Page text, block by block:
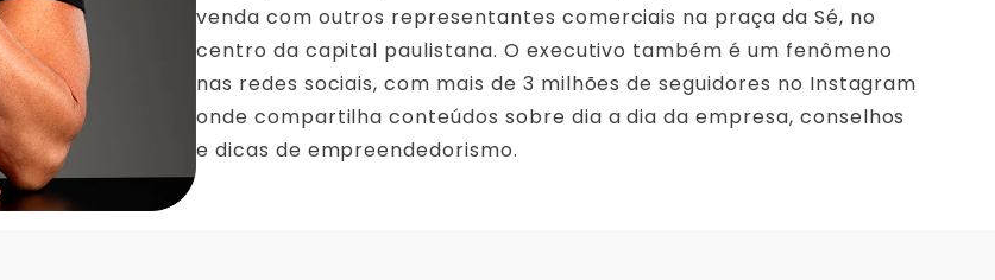
venda com outros representantes comerciais na praça da Sé, no
centro da capital paulistana. O executivo também é um fenômeno
nas redes sociais, com mais de 3 milhões de seguidores no Instagram
onde compartilha conteúdos sobre dia a dia da empresa, conselhos
e dicas de empreendedorismo.